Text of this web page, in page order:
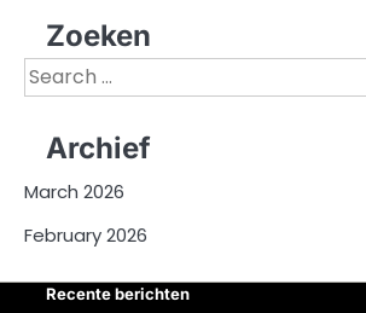
Zoeken
Search
for:
Archief
March 2026
February 2026
Recente berichten